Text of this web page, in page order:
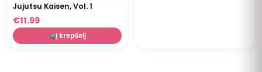
Jujutsu Kaisen, Vol. 1
€11.99
Į krepšelį